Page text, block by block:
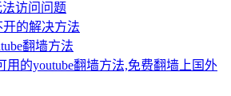
法访问问题
开的解决方法
翻墙方法
用的youtube翻墙方法,免费翻墙上国外